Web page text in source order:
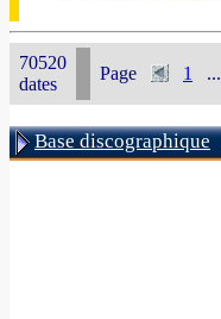
70520
dates
Page 1 ...
Base discographique